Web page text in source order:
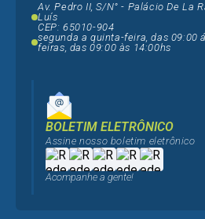
Av. Pedro II, S/N° - Palácio De La
Luís
CEP: 65010-904
segunda a quinta-feira, das 09:00
feiras, das 09:00 às 14:00hs
BOLETIM ELETRÔNICO
Assine nosso boletim eletrônico
Acompanhe a gente!